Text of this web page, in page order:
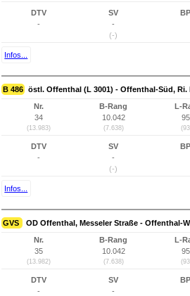
DTV
-
SV
-
(-)
Infos...
B 486 östl. Offenthal (L 3001) - Offenthal-Süd, Ri.
Nr.
34
(13.983)
B-Rang
10.042
(7.638)
L-
DTV
-
SV
-
(-)
Infos...
GVS OD Offenthal, Messeler Straße - Offenthal-
Nr.
35
(13.982)
B-Rang
10.042
(7.638)
L-
DTV
-
SV
-